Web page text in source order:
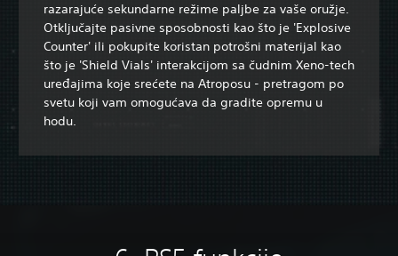
razarajuće sekundarne režime paljbe za vaše oružje.
Otključajte pasivne sposobnosti kao što je 'Explosive
Counter' ili pokupite koristan potrošni materijal kao
što je 'Shield Vials' interakcijom sa čudnim Xeno-tech
uređajima koje srećete na Atroposu - pretragom po
svetu koji vam omogućava da gradite opremu u
hodu.